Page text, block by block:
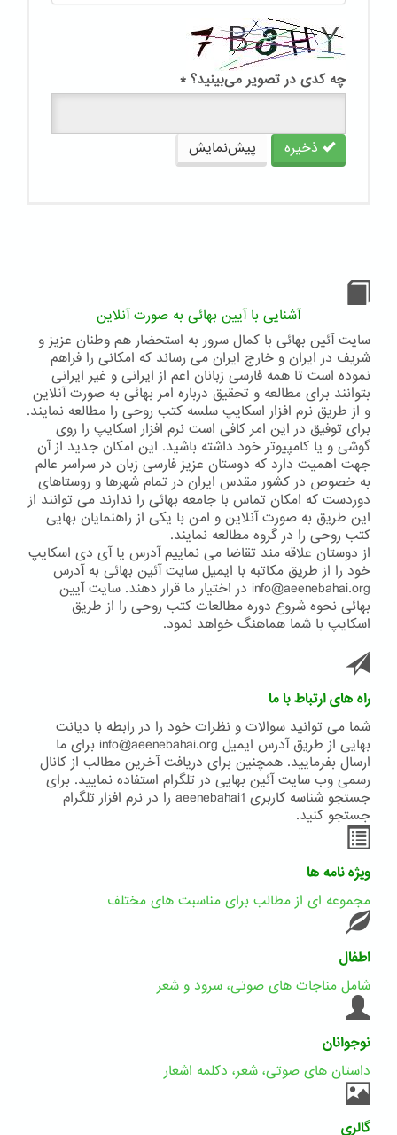
چه کدی در تصویر می‌بینید؟ *
ذخیره پیش‌نمایش
آشنایی با آیین بهائی به صورت آنلاین
سایت آئین بهائی با کمال سرور به استحضار هم وطنان عزیز و
شریف در ایران و خارج ایران می رساند که امکانی را فراهم
نموده است تا همه فارسی زبانان اعم از ایرانی و غیر ایرانی
بتوانند برای مطالعه و تحقیق درباره امر بهائی به صورت آنلاین
و از طریق نرم افزار اسکایپ سلسه کتب روحی را مطالعه نمایند.
برای توفیق در این امر کافی است نرم افزار اسکایپ را روی
گوشی و یا کامپیوتر خود داشته باشید. این امکان جدید از آن
جهت اهمیت دارد که دوستان عزیز فارسی زبان در سراسر عالم
به خصوص در کشور مقدس ایران در تمام شهرها و روستاهای
دوردست که امکان تماس با جامعه بهائی را ندارند می توانند از
این طریق به صورت آنلاین و امن با یکی از راهنمایان بهایی
کتب روحی را در گروه مطالعه نمایند.
از دوستان علاقه مند تقاضا می نماییم آدرس یا آی دی اسکایپ
خود را از طریق مکاتبه با ایمیل سایت آئین بهائی به آدرس
info@aeenebahai.org در اختیار ما قرار دهند. سایت آیین
بهائی نحوه شروع دوره مطالعات کتب روحی را از طریق
اسکایپ با شما هماهنگ خواهد نمود.
راه های ارتباط با ما
شما می توانید سوالات و نظرات خود را در رابطه با دیانت
بهایی از طریق آدرس ایمیل info@aeenebahai.org برای ما
ارسال بفرمایید. همچنین برای دریافت آخرین مطالب از کانال
رسمی وب سایت آئین بهایی در تلگرام استفاده نمایید. برای
جستجو شناسه کاربری aeenebahai1 را در نرم افزار تلگرام
جستجو کنید.
ویژه نامه ها
مجموعه ای از مطالب برای مناسبت های مختلف
اطفال
شامل مناجات های صوتی، سرود و شعر
نوجوانان
داستان های صوتی، شعر، دکلمه اشعار
گالری